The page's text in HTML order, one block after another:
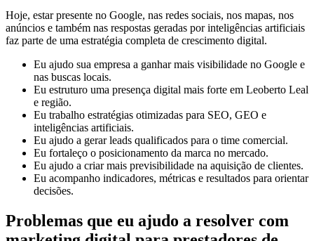
Hoje, estar presente no Google, nas redes sociais, nos mapas, nos
anúncios e também nas respostas geradas por inteligências artificiais
faz parte de uma estratégia completa de crescimento digital.
Eu ajudo sua empresa a ganhar mais visibilidade no Google e
nas buscas locais.
Eu estruturo uma presença digital mais forte em Leoberto Leal
e região.
Eu trabalho estratégias otimizadas para SEO, GEO e
inteligências artificiais.
Eu ajudo a gerar leads qualificados para o time comercial.
Eu fortaleço o posicionamento da marca no mercado.
Eu ajudo a criar mais previsibilidade na aquisição de clientes.
Eu acompanho indicadores, métricas e resultados para orientar
decisões.
Problemas que eu ajudo a resolver com